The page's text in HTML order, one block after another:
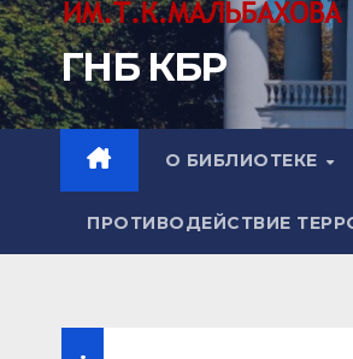
ГНБ КБР
О БИБЛИОТЕКЕ
ПРОТИВОДЕЙСТВИЕ
.